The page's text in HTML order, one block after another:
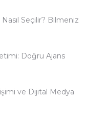
Seçilir? Bilmeniz
Doğru Ajans
ve Dijital Medya